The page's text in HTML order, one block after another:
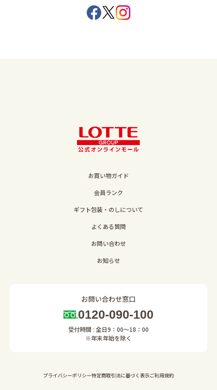
お買い物ガイド
会員ランク
ギフト包装・のしについて
よくある質問
お問い合わせ
お知らせ
お問い合わせ窓口
0120-090-100
受付時間 : 全日9：00～18：00
※年末年始を除く
プライバシーポリシー特定商取引法に基づく表示ご利用規約